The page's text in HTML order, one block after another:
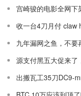
宫崎骏的电影全网下
收一台4刀月付 claw
九年漏网之鱼，不
源支付黑五大促来
出搬瓦工35刀DC9-